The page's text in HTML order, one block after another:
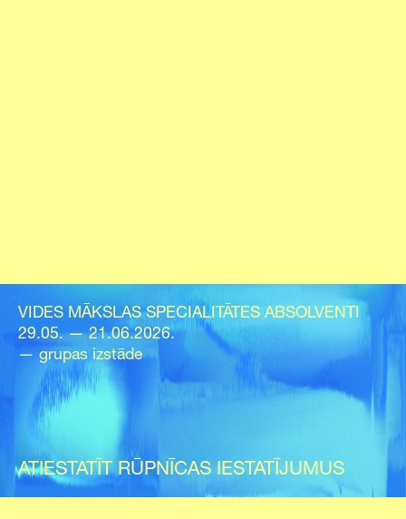
VIDES MĀKSLAS SPECIALITĀTES ABSOLVENTI
29.05. — 21.06.2026.
— grupas izstāde
ATIESTATĪT RŪPNĪCAS IESTATĪJUMUS